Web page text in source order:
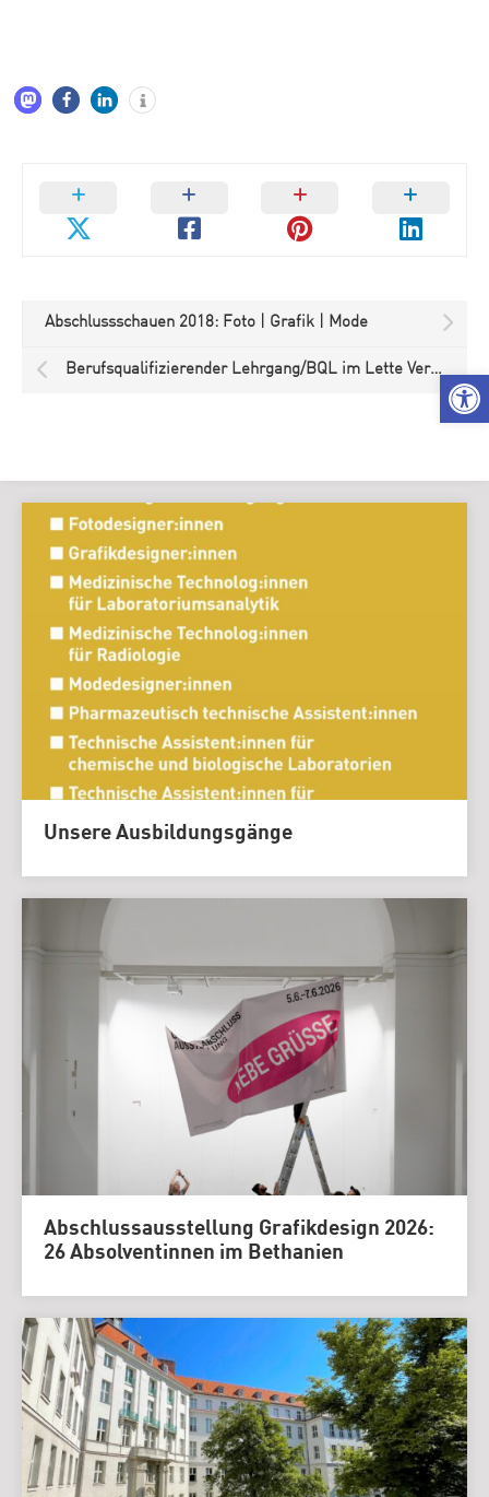
Abschlussschauen 2018: Foto | Grafik | Mode
Berufsqualifizierender Lehrgang/BQL im Lette Verein Berlin
Unsere Ausbildungsgänge
Abschlussausstellung Grafikdesign 2026:
26 Absolventinnen im Bethanien